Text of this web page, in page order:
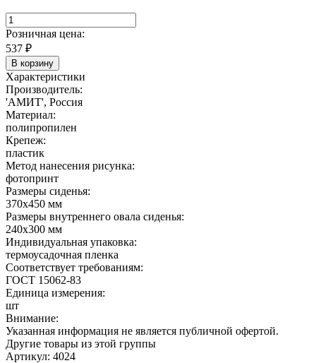
Розничная цена:
537 ₽
В корзину
Характеристики
Производитель:
'АМИТ', Россия
Материал:
полипропилен
Крепеж:
пластик
Метод нанесения рисунка:
фотопринт
Размеры сиденья:
370х450 мм
Размеры внутреннего овала сиденья:
240х300 мм
Индивидуальная упаковка:
термоусадочная пленка
Соответствует требованиям:
ГОСТ 15062-83
Единица измерения:
шт
Внимание:
Указанная информация не является публичной офертой.
Другие товары из этой группы
Артикул: 4024